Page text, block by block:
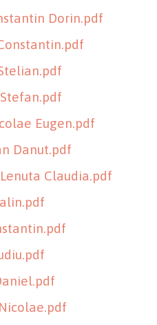
Dorin.pdf
Eugen.pdf
Danut.pdf
Claudia.pdf